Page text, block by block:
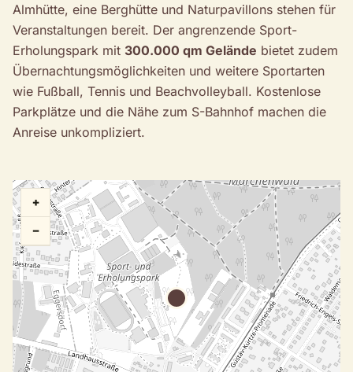
Almhütte, eine Berghütte und Naturpavillons stehen für
Veranstaltungen bereit. Der angrenzende Sport-
Erholungspark mit 300.000 qm Gelände bietet zudem
Übernachtungsmöglichkeiten und weitere Sportarten
wie Fußball, Tennis und Beachvolleyball. Kostenlose
Parkplätze und die Nähe zum S-Bahnhof machen die
Anreise unkompliziert.
+
−